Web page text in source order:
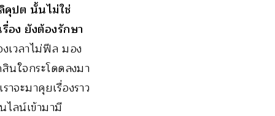
คุปต นั้นไม่ใช่
อง ยังต้องรักษา
เวลาไม่ฟีล มอง
นใจกระโดดลงมา
จะมาคุยเรื่องราว
ลน์เข้ามามี